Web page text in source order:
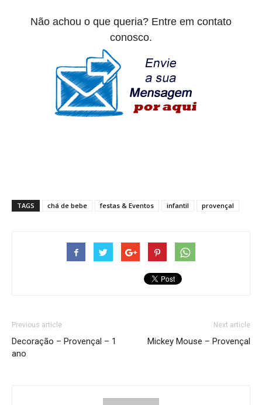
Não achou o que queria? Entre em contato
conosco.
TAGS chá de bebe festas & Eventos infantil provençal
Previous article
Decoração – Provençal – 1
ano
Next article
Mickey Mouse – Provençal